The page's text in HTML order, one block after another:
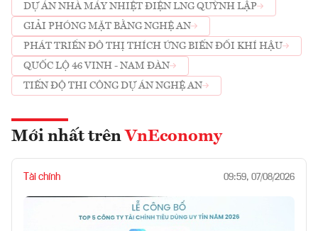
DỰ ÁN NHÀ MÁY NHIỆT ĐIỆN LNG QUỲNH LẬP
GIẢI PHÓNG MẶT BẰNG NGHỆ AN
PHÁT TRIỂN ĐÔ THỊ THÍCH ỨNG BIẾN ĐỔI KHÍ HẬU
QUỐC LỘ 46 VINH - NAM ĐÀN
TIẾN ĐỘ THI CÔNG DỰ ÁN NGHỆ AN
Mới nhất trên VnEconomy
Tài chính 09:59, 07/08/2026